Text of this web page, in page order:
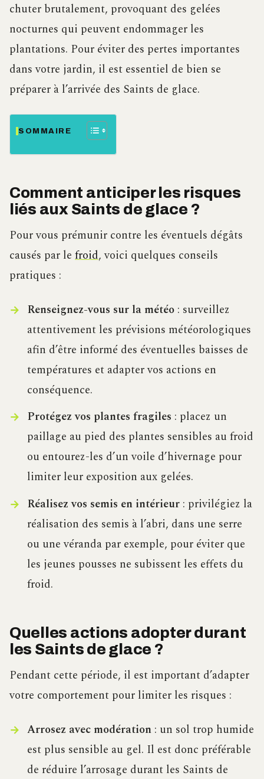
chuter brutalement, provoquant des gelées
nocturnes qui peuvent endommager les
plantations. Pour éviter des pertes importantes
dans votre jardin, il est essentiel de bien se
préparer à l’arrivée des Saints de glace.
SOMMAIRE
Comment anticiper les risques
liés aux Saints de glace ?
Pour vous prémunir contre les éventuels dégâts
causés par le froid, voici quelques conseils
pratiques :
Renseignez-vous sur la météo: surveillez
attentivement les prévisions météorologiques
afin d’être informé des éventuelles baisses de
températures et adapter vos actions en
conséquence.
Protégez vos plantes fragiles : placez un
paillage au pied des plantes sensibles au froid
ou entourez-les d’un voile d’hivernage pour
limiter leur exposition aux gelées.
Réalisez vos semis en intérieur: privilégiez la
réalisation des semis à l’abri, dans une serre
ou une véranda par exemple, pour éviter que
les jeunes pousses ne subissent les effets du
froid.
Quelles actions adopter durant
les Saints de glace ?
Pendant cette période, il est important d’adapter
votre comportement pour limiter les risques :
Arrosez avec modération: un sol trop humide
est plus sensible au gel. Il est donc préférable
de réduire l’arrosage durant les Saints de